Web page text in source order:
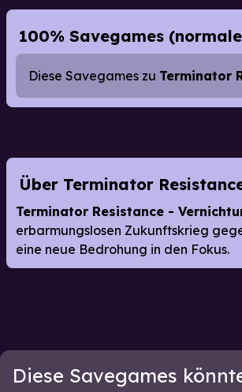
100% Savegames
Diese Savegames zu Terminator
Über Terminator
Terminator Resistance -
erbarmungslosen Zukunftskrieg
eine neue Bedrohung in den Fokus.
Diese Savegames